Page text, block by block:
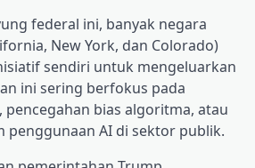
federal ini, banyak negara
New York, dan Colorado)
sendiri untuk mengeluarkan
ini sering berfokus pada
bias algoritma, atau
penggunaan AI di sektor publik.